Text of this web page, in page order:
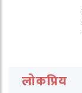
लोकप्रिय